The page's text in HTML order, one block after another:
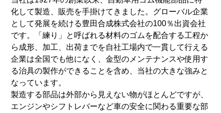
化して製造、販売を手掛けてきました。グローバル企業
として発展を続ける豊田合成株式会社の100％出資会社
です。「練り」と呼ばれる材料のゴムを配合する工程か
ら成形、加工、出荷までを自社工場内で一貫して行える
企業は全国でも他になく、金型のメンテナンスや使用す
る治具の製作ができることを含め、当社の大きな強みと
なっています。
製造する部品は外部から見えない物がほとんどですが、
エンジンやシフトレバーなど車の安全に関わる重要な部